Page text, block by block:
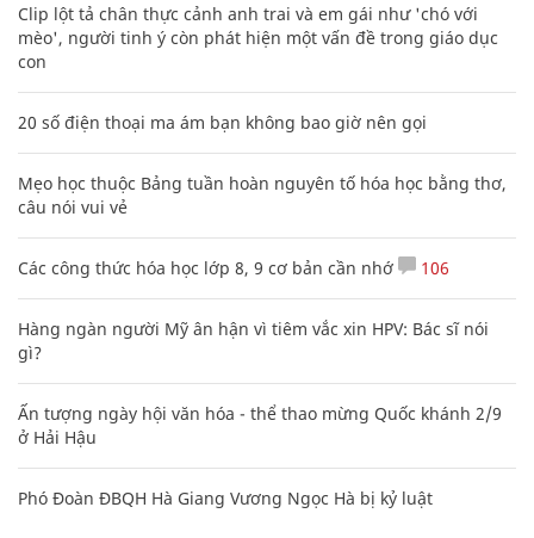
Clip lột tả chân thực cảnh anh trai và em gái như 'chó với
mèo', người tinh ý còn phát hiện một vấn đề trong giáo dục
con
20 số điện thoại ma ám bạn không bao giờ nên gọi
Mẹo học thuộc Bảng tuần hoàn nguyên tố hóa học bằng thơ,
câu nói vui vẻ
Các công thức hóa học lớp 8, 9 cơ bản cần nhớ 106
Hàng ngàn người Mỹ ân hận vì tiêm vắc xin HPV: Bác sĩ nói
gì?
Ấn tượng ngày hội văn hóa - thể thao mừng Quốc khánh 2/9
ở Hải Hậu
Phó Đoàn ĐBQH Hà Giang Vương Ngọc Hà bị kỷ luật